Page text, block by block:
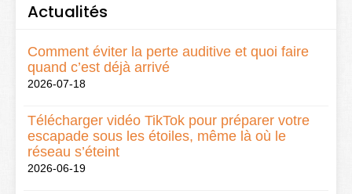
Actualités
Comment éviter la perte auditive et quoi faire
quand c’est déjà arrivé
2026-07-18
Télécharger vidéo TikTok pour préparer votre
escapade sous les étoiles, même là où le
réseau s’éteint
2026-06-19